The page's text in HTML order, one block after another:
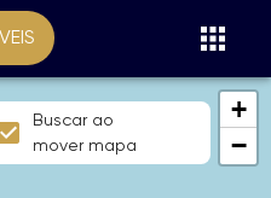
+
−
Buscar ao
mover mapa